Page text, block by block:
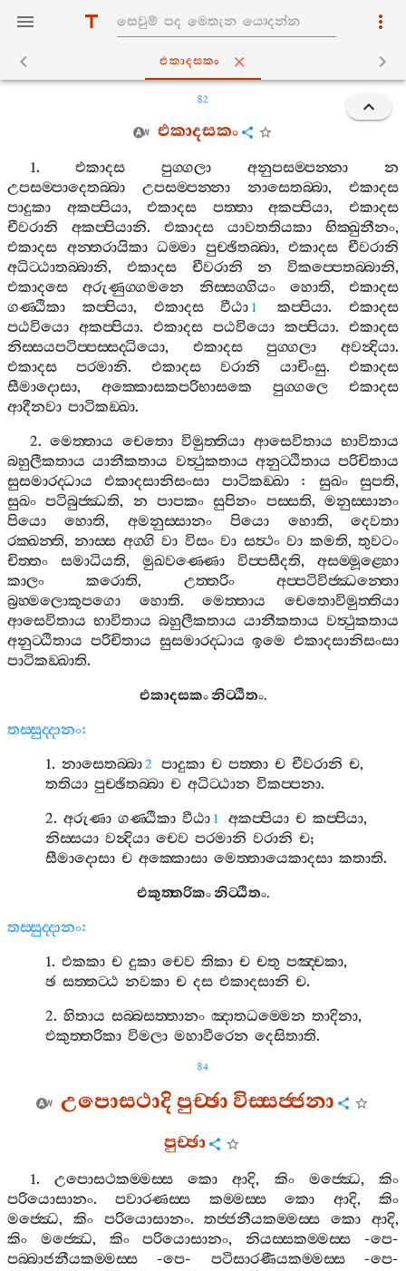
එකාදසකං
82
එකාදසකං
1.එකාදස පුග‍්ගලා අනුපසම‍්පන‍්නා
න
උපසම‍්පාදෙතබ‍්බා
උපසම‍්පන‍්නා නාසෙතබ‍්බා, එකාදස
පාදුකා
අකප‍්පියා,එකාදස පත‍්තා අකප‍්පියා,එකාදස
චීවරානි
අකප‍්පියානි. එකාදස යාවතතියකා භික‍්ඛුනීනං,
එකාදස අන‍්තරායිකා ධම‍්මා පුච‍්ඡිතබ‍්බා,එකාදස චීවරානි
අධිට‍්ඨාතබ‍්බානි, එකාදස චීවරානි න විකප‍්පෙතබ‍්බානි,
එකාදසෙ
අරුණුග‍්ගමනෙ නිස‍්සග‍්ගියං හොති, එකාදස
ගණ‍්ඨිකා
කප‍්පියා, එකාදස වීඨා 1 කප‍්පියා.එකාදස
පඨවියො අකප‍්පියා. එකාදස පඨවියො කප‍්පියා. එකාදස
නිස‍්සයපටිප‍්පස‍්සද‍්ධියො, එකාදස පුග‍්ගලා අවන්‍දියා.
එකාදස
පරමානි. එකාදස වරානි යාචිංසු.එකාදස
සීමාදොසා, අක‍්කොසකපරිභාසකෙ පුග‍්ගලෙ
එකාදස
ආදීනවා පාටිකඞ‍්ඛා.
2.මෙත‍්තාය චෙතො විමුත‍්තියා ආසෙවිතාය භාවිතාය
බහුලීකතාය යානීකතාය වත්‍ථුකතාය අනුට‍්ඨිතාය පරිචිතාය
සුසමාරද‍්ධාය
එකාදසානිසංසා පාටිකඞ‍්ඛා: සුඛං සුපති,
සුඛං පටිබුජ‍්ඣති, න පාපකං සුපිනං පස‍්සති,මනුස‍්සානං
පියො
හොති, අමනුස‍්සානං පියො හොති,දෙවතා
රක‍්ඛන‍්ති,නාස‍්ස අග‍්ගි වා විසං වා සත්‍ථං වා කමති,තුවටං
චිත‍්තං
සමාධියති, මුඛවණ‍්ණො විප‍්පසීදති, අසම‍්මූළ‍්හො
කාලං
කරොති, උත‍්තරිං
අප‍්පටිවිජ‍්ඣන‍්තො
බ්‍රහ‍්මලොකූපගො
හොති.මෙත‍්තාය
චෙතොවිමුත‍්තියා
ආසෙවිතාය භාවිතාය බහුලීකතාය යානීකතාය වත්‍ථුකතාය
අනුට‍්ඨිතාය පරිචිතාය සුසමාරද‍්ධාය ඉමෙ එකාදසානිසංසා
පාටිකඞ‍්ඛාති.
එකාදසකංනිට‍්ඨිතං.
තස‍්සුද‍්දානං:
1.නාසෙතබ‍්බා2 පාදුකා ච පත‍්තා ච චීවරානි ච,
තතියා පුච‍්ඡිතබ‍්බා ච අධිට‍්ඨාන විකප‍්පනා.
2.අරුණා ගණ‍්ඨිකා වීඨා 1 අකප‍්පියා ච කප‍්පියා,
නිස‍්සයා වන්‍දියා චෙව පරමානි වරානි ච;
සීමාදොසා ච අක‍්කොසා මෙත‍්තායෙකාදසා කතාති.
එකුත‍්තරිකංනිට‍්ඨිතං.
තස‍්සුද‍්දානං:
1.එකකා ච දුකා චෙව තිකා ච චතු පඤ‍්චකා,
ඡ සත‍්තට‍්ඨ නවකා ච දස එකාදසානි ච.
2.හිතාය සබ‍්බසත‍්තානං ඤාතධම‍්මෙන තාදිනා,
එකුත‍්තරිකා විමලා මහාවීරෙන දෙසිතාති.
84
උපොසථාදිපුච‍්ඡාවිස‍්සජ‍්ජනා
පුච‍්ඡා
1. උපොසථකම‍්මස‍්ස කො ආදි, කිං මජ‍්ඣෙ,කිං
පරියොසානං.පවාරණස‍්ස කම‍්මස‍්ස කො ආදි,කිං
මජ‍්ඣෙ, කිං පරියොසානං.තජ‍්ජනීයකම‍්මස‍්ස කො ආදි,
කිං
මජ‍්ඣෙ, කිං පරියොසානං,නියස‍්සකම‍්මස‍්ස -පෙ-
පබ‍්බාජනීයකම‍්මස‍්ස -පෙ- පටිසාරණීයකම‍්මස‍්ස-පෙ-